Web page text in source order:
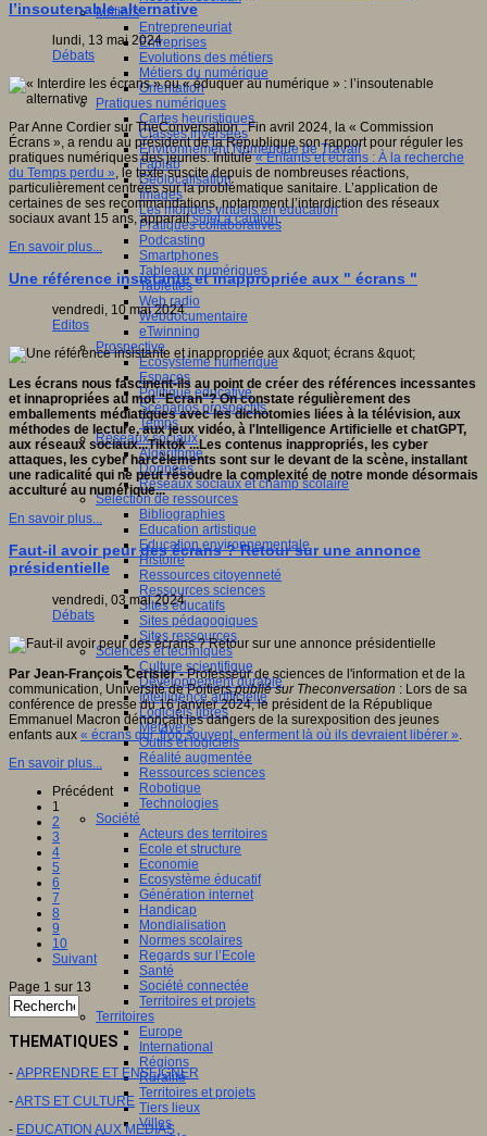
Métiers
Entrepreneuriat
Entreprises
Evolutions des métiers
Métiers du numérique
Orientation
Pratiques numériques
Cartes heuristiques
Classes inversées
Environnement Numérique de Travail
Fablab
Géolocalisation
Images
Les mondes virtuels en éducation
Pratiques collaboratives
Podcasting
Smartphones
Tableaux numériques
Tablettes
Web radio
Webdocumentaire
eTwinning
Prospective
Ecosystème numérique
Espaces
Politique éducative
Scénarios prospectifs
Temps
Réseaux sociaux
Algorithme
Données
Réseaux sociaux et champ scolaire
Sélection de ressources
Bibliographies
Education artistique
Education environnementale
Histoire
Ressources citoyenneté
Ressources sciences
Sites éducatifs
Sites pédagogiques
Sites ressources
Sciences et techniques
Culture scientifique
Développement durable
Intelligence artificielle
Logiciels libres
Métavers
Outils et logiciels
Réalité augmentée
Ressources sciences
Robotique
Technologies
Société
Acteurs des territoires
Ecole et structure
Economie
Ecosystème éducatif
Génération internet
Handicap
Mondialisation
Normes scolaires
Regards sur l’Ecole
Santé
Société connectée
Territoires et projets
Territoires
Europe
International
Régions
Ruralité
Territoires et projets
Tiers lieux
Villes
l’insoutenable alternative
lundi, 13 mai 2024
Débats
Par Anne Cordier sur TheConversation : Fin avril 2024, la « Commission
Écrans », a rendu au président de la République son rapport pour réguler les
pratiques numériques des jeunes. Intitulé« Enfants et écrans : À la recherche
du Temps perdu », le texte suscite depuis de nombreuses réactions,
particulièrement centrées sur la problématique sanitaire. L’application de
certaines de ses recommandations, notamment l’interdiction des réseaux
sociaux avant 15 ans, apparaitsujet à caution.
En savoir plus...
Une référence insistante et inappropriée aux " écrans "
vendredi, 10 mai 2024
Editos
Les écrans nous fascinent-ils au point de créer des références incessantes
et innapropriées au mot "Ecran"? On constate régulièrement des
emballements médiatiques avec les dichotomies liées à la télévision, aux
méthodes de lecture,aux jeux vidéo, à l'Intelligence Artificielle et chatGPT,
aux réseaux sociaux...Tiktok ...Les contenus inappropriés, les cyber
attaques, les cyber harcèlements sont sur le devant de la scène, installant
une radicalité qui ne peut résoudre la complexité de notre monde désormais
acculturé au numérique...
En savoir plus...
Faut-il avoir peur des écrans ? Retour sur une annonce
présidentielle
vendredi, 03 mai 2024
Débats
Par Jean-François Cerisier -Professeur de sciences de l'information et de la
communication, Université de Poitierspublié sur Theconversation : Lors de sa
conférence de presse du 16 janvier 2024, le président de la République
Emmanuel Macron dénonçait les dangers de la surexposition des jeunes
enfants aux « écrans qui, trop souvent, enferment là où ils devraient libérer »
En savoir plus...
Précédent
1
2
3
4
5
6
7
8
9
10
Suivant
Page 1 sur 13
THEMATIQUES
- APPRENDRE ET ENSEIGNER
-ARTS ET CULTURE
- EDUCATION AUX MEDIAS